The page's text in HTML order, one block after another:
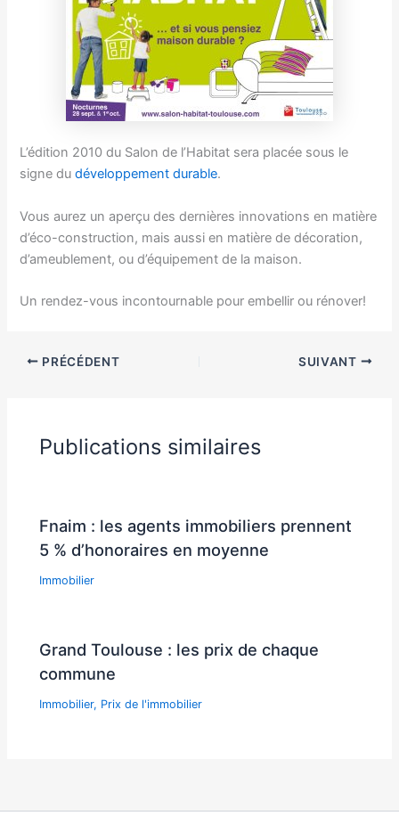
L’édition 2010 du Salon de l’Habitat sera placée sous le
signe dudéveloppement durable.
Vous aurez un aperçu des dernières innovations en matière
d’éco-construction, mais aussi en matière de décoration,
d’ameublement, ou d’équipement de la maison.
Un rendez-vous incontournable pour embellir ou rénover!
PRÉCÉDENT SUIVANT
Publications similaires
Fnaim : les agents immobiliers prennent
5 % d’honoraires en moyenne
Immobilier
Grand Toulouse : les prix de chaque
commune
Immobilier, Prix de l'immobilier